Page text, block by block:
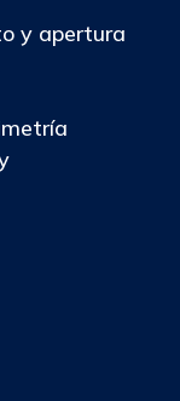
y apertura